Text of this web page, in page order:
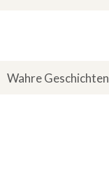
Wahre Geschichten